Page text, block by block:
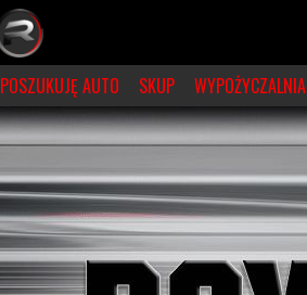
POSZUKUJĘ AUTO SKUP WYPOŻYCZALNIA